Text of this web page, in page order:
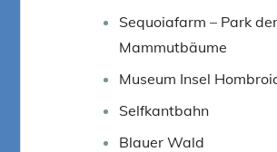
Sequoiafarm – Park der
Mammutbäume
Museum Insel
Selfkantbahn
Blauer Wald